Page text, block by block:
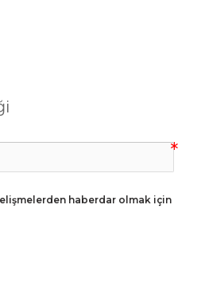
haberdar olmak için